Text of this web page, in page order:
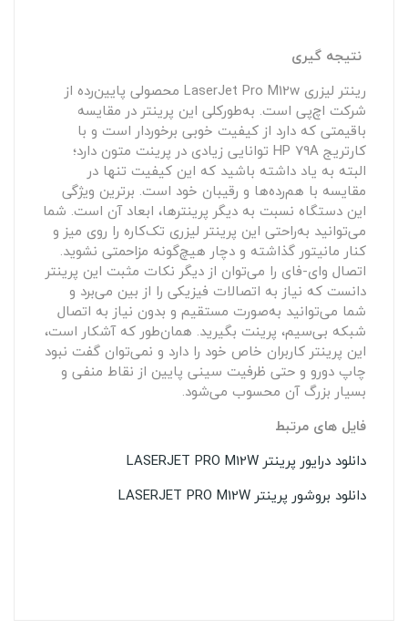
نتیجه گیری
رینتر لیزری LaserJet Pro M12w محصولی پایین‌رده از
شرکت اچ‌پی است. به‌طورکلی این پرینتر در مقایسه
باقیمتی که دارد از کیفیت خوبی برخوردار است و با
کارتریج HP 79A توانایی زیادی در پرینت متون دارد؛
البته به یاد داشته باشید که این کیفیت تنها در
مقایسه با هم‌رده‌ها و رقیبان خود است. برترین ویژگی
این دستگاه نسبت به دیگر پرینترها، ابعاد آن است. شما
می‌توانید به‌راحتی این پرینتر لیزری تک‌کاره را روی میز و
کنار مانیتور گذاشته و دچار هیچ‌گونه مزاحمتی نشوید.
اتصال وای-فای را می‌توان از دیگر نکات مثبت این پرینتر
دانست که نیاز به اتصالات فیزیکی را از بین می‌برد و
شما می‌توانید به‌صورت مستقیم و بدون نیاز به اتصال
شبکه بی‌سیم، پرینت بگیرید. همان‌طور که آشکار است،
این پرینتر کاربران خاص خود را دارد و نمی‌توان گفت نبود
چاپ دورو و حتی ظرفیت سینی پایین از نقاط منفی و
بسیار بزرگ آن محسوب می‌شود.
فایل های مرتبط
دانلود درایور پرینتر LASERJET PRO M12W
دانلود بروشور پرینتر LASERJET PRO M12W